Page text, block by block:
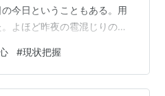
今日ということもある。用
よほど昨夜の雹混じりの豪
い」と思っていましたが、
うな危機感なんて一切な
暑くなってしまったため、
#現状把握